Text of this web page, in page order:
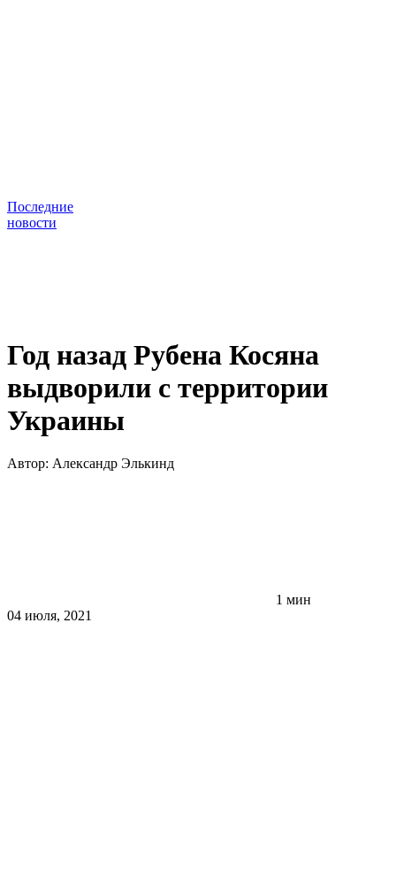
Последние
новости
Год назад Рубена Косяна
выдворили с территории
Украины
Автор: Александр Элькинд
1 мин
04 июля, 2021